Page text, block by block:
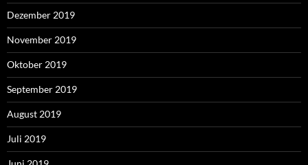
Dezember 2019
November 2019
Oktober 2019
September 2019
August 2019
Juli 2019